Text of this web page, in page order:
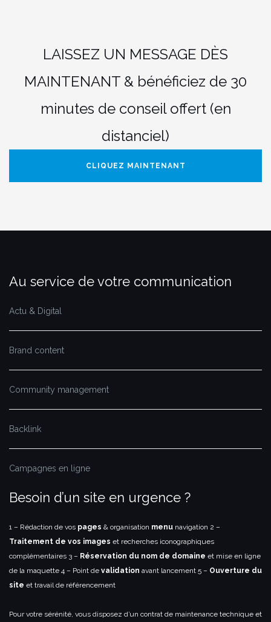
LAISSEZ UN MESSAGE DÈS
MAINTENANT & bénéficiez de 30
minutes de conseil offert (en
distanciel)
CLIQUEZ MAINTENANT
Au service de votre communication
Actu & Digital
Brand content
Community management
Backlink
Campagnes en ligne
Besoin d’un site en urgence ?
1 – Rédaction de vos pages & organisation menu navigation 2 –
Traitement de vos images et recherches iconographiques
complémentaires 3 – Réservation du nom de domaine et mise en ligne
de la maquette 4 – Point de validation avant lancement 5 – Ouverture du
site et travail de référencement
Pour votre sérénité, vous disposez d’un contrat de maintenance technique et